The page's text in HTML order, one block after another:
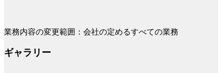
業務内容の変更範囲：会社の定めるすべての業務
ギャラリー